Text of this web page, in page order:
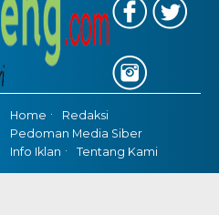
Home
Redaksi
Pedoman Media Siber
Info Iklan
Tentang Kami